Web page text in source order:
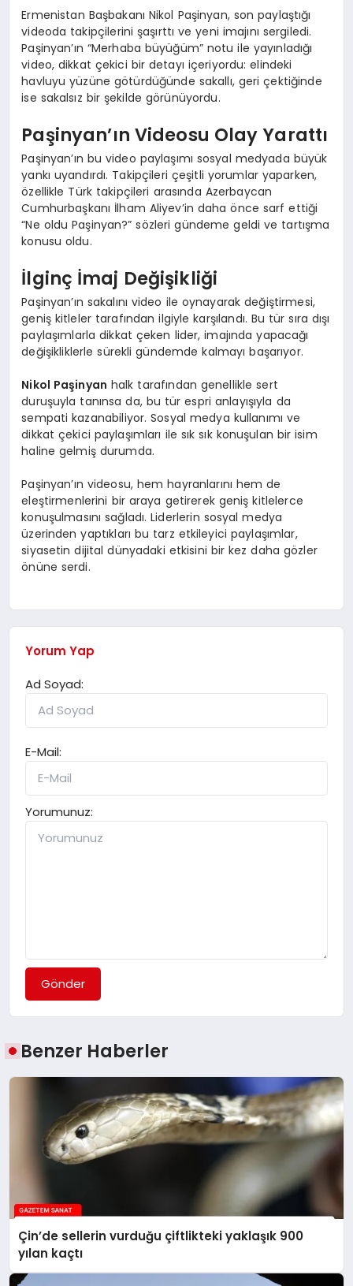
Ermenistan Başbakanı Nikol Paşinyan, son paylaştığı
videoda takipçilerini şaşırttı ve yeni imajını sergiledi.
Paşinyan’ın “Merhaba büyüğüm” notu ile yayınladığı
video, dikkat çekici bir detayı içeriyordu: elindeki
havluyu yüzüne götürdüğünde sakallı, geri çektiğinde
ise sakalsız bir şekilde görünüyordu.
Paşinyan’ın Videosu Olay Yarattı
Paşinyan’ın bu video paylaşımı sosyal medyada büyük
yankı uyandırdı. Takipçileri çeşitli yorumlar yaparken,
özellikle Türk takipçileri arasında Azerbaycan
Cumhurbaşkanı İlham Aliyev’in daha önce sarf ettiği
“Ne oldu Paşinyan?” sözleri gündeme geldi ve tartışma
konusu oldu.
İlginç İmaj Değişikliği
Paşinyan’ın sakalını video ile oynayarak değiştirmesi,
geniş kitleler tarafından ilgiyle karşılandı. Bu tür sıra dışı
paylaşımlarla dikkat çeken lider, imajında yapacağı
değişikliklerle sürekli gündemde kalmayı başarıyor.
Nikol Paşinyan halk tarafından genellikle sert
duruşuyla tanınsa da, bu tür espri anlayışıyla da
sempati kazanabiliyor. Sosyal medya kullanımı ve
dikkat çekici paylaşımları ile sık sık konuşulan bir isim
haline gelmiş durumda.
Paşinyan’ın videosu, hem hayranlarını hem de
eleştirmenlerini bir araya getirerek geniş kitlelerce
konuşulmasını sağladı. Liderlerin sosyal medya
üzerinden yaptıkları bu tarz etkileyici paylaşımlar,
siyasetin dijital dünyadaki etkisini bir kez daha gözler
önüne serdi.
Yorum Yap
Ad Soyad:
E-Mail:
Yorumunuz:
Gönder
Benzer Haberler
Çin’de sellerin vurduğu çiftlikteki yaklaşık 900
yılan kaçtı